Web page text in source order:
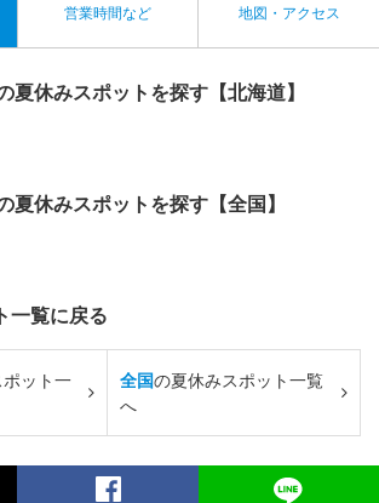
営業時間など 地図・アクセス
夏休みスポットを探す【北海道】
夏休みスポットを探す【全国】
一覧に戻る
ット一
全国の夏休みスポット一覧
へ